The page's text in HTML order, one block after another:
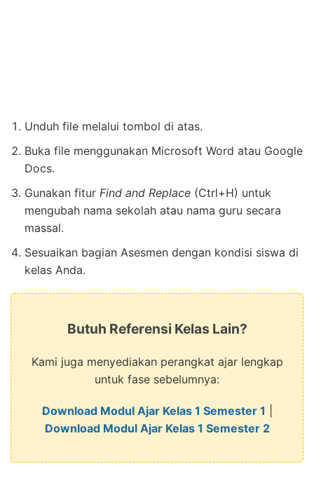
Unduh file melalui tombol di atas.
Buka file menggunakan Microsoft Word atau Google
Docs.
Gunakan fitur Find and Replace (Ctrl+H) untuk
mengubah nama sekolah atau nama guru secara
massal.
Sesuaikan bagian Asesmen dengan kondisi siswa di
kelas Anda.
Butuh Referensi Kelas Lain?
Kami juga menyediakan perangkat ajar lengkap
untuk fase sebelumnya:
Download Modul Ajar Kelas 1 Semester 1
Download Modul Ajar Kelas 1 Semester 2